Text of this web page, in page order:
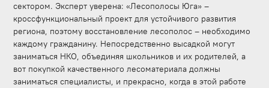
сектором. Эксперт уверена: «Лесополосы Юга» –
кроссфункциональный проект для устойчивого развития
региона, поэтому восстановление лесополос – необходимо
каждому гражданину. Непосредственно высадкой могут
заниматься НКО, объединяя школьников и их родителей, а
вот покупкой качественного лесоматериала должны
заниматься специалисты, и прекрасно, когда в этой работе